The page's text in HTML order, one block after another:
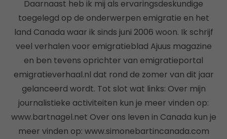
Daarnaast heb ik mij als ervaringsdeskundige
toegelegd op de onderwerpen emigratie en het
land Canada waar ik sinds juni 2006 woon. Ik schrijf
veel verhalen voor emigratieblad Ajuus magazine
en ben tevens oprichter van emigratieportal
emigratieverhaal.nl dat rond de zomer van dit jaar
gelanceerd wordt. Tot slot wat links: Over mijn
journalistieke activiteiten kun je meer vinden op:
www.bartnagel.net Over ons leven in Canada kun je
meer vinden op: www.simonebartincanada.com